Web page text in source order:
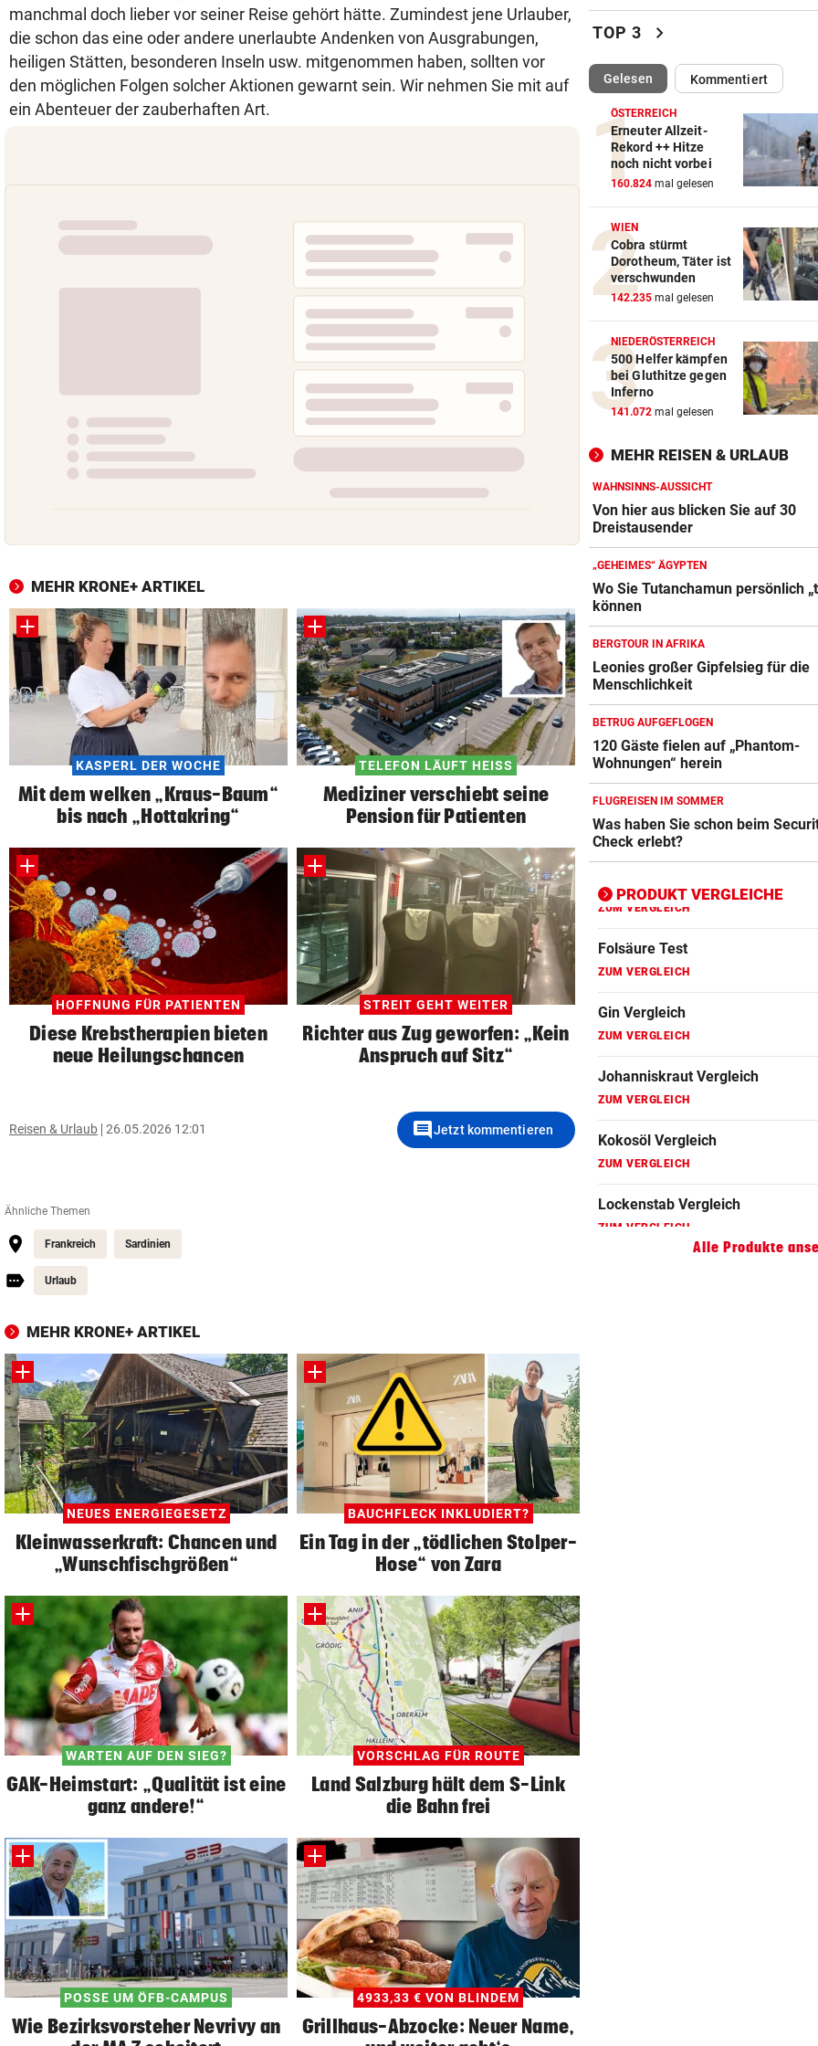
manchmal doch lieber vor seiner Reise gehört hätte. Zumindest jene Urlauber,
die schon das eine oder andere unerlaubte Andenken von Ausgrabungen,
heiligen Stätten, besonderen Inseln usw. mitgenommen haben, sollten vor
den möglichen Folgen solcher Aktionen gewarnt sein. Wir nehmen Sie mit auf
ein Abenteuer der zauberhaften Art.
MEHR KRONE+ ARTIKEL
KASPERL DER WOCHE
Mit dem welken „Kraus-Baum“
bis nach „Hottakring“
TELEFON LÄUFT HEISS
Mediziner verschiebt seine
Pension für Patienten
HOFFNUNG FÜR PATIENTEN
Diese Krebstherapien bieten
neue Heilungschancen
STREIT GEHT WEITER
Richter aus Zug geworfen: „Kein
Anspruch auf Sitz“
Reisen & Urlaub 26.05.2026 12:01 commentJetzt kommentieren
Ähnliche Themen
Frankreich Sardinien
Urlaub
MEHR KRONE+ ARTIKEL
NEUES ENERGIEGESETZ
Kleinwasserkraft: Chancen und
„Wunschfischgrößen“
BAUCHFLECK INKLUDIERT?
Ein Tag in der „tödlichen Stolper-
Hose“ von Zara
WARTEN AUF DEN SIEG?
GAK-Heimstart: „Qualität ist eine
ganz andere!“
VORSCHLAG FÜR ROUTE
Land Salzburg hält dem S-Link
die Bahn frei
POSSE UM ÖFB-CAMPUS
Wie Bezirksvorsteher Nevrivy an
4933,33 € VON BLINDEM
Grillhaus-Abzocke: Neuer Name,
Trumps Ex-Anwalt ist jetzt
Justizminister
TRANSFER-ÜBERRASCHUNG
Barcelona-Kapitän vor
zum FC Liverpool
FEUER IN DEN BERGEN vor
Waldbrände im Lungau:
Heli und Motorsäge
PLÖTZLICH VERSCHWUNDEN vor
Bub (4) von Mann (72)
und festgehalten
FRAGE DES TAGES
Braucht es strengere
E-Scooter-Fahrer?
„KI LÄSST GRÜSSEN“ vor
von Carmen Geiss
AM HELLLICHTEN TAG vor
Mann soll 33-Jährige in
vergewaltigt haben
ZU SAISONSTART ZURÜCK? vor
Lamparter meldet sich
aus der Klinik
TOP 3 chevron_right
Gelesen(ausgewählt)Kommentiert
ÖSTERREICH
Erneuter Allzeit-
Rekord ++ Hitze
noch nicht vorbei
160.824 mal gelesen
WIEN
Cobra stürmt
Dorotheum, Täter ist
verschwunden
142.235 mal gelesen
NIEDERÖSTERREICH
500 Helfer kämpfen
bei Gluthitze gegen
Inferno
141.072 mal gelesen
MEHR REISEN & URLAUB
WAHNSINNS-AUSSICHT
Von hier aus blicken Sie auf 30
Dreistausender
„GEHEIMES“ ÄGYPTEN
Wo Sie Tutanchamun persönlich
können
BERGTOUR IN AFRIKA
Leonies großer Gipfelsieg für die
Menschlichkeit
BETRUG AUFGEFLOGEN
120 Gäste fielen auf „Phantom-
Wohnungen“ herein
FLUGREISEN IM SOMMER
Was haben Sie schon beim
Check erlebt?
PRODUKT VERGLEICHE
Blutdruckmessgerät Vergleich
ZUM VERGLEICH
Duschkopf Vergleich
ZUM VERGLEICH
Epilierer Vergleich
ZUM VERGLEICH
Fitbit Vergleich
ZUM VERGLEICH
Folsäure Test
ZUM VERGLEICH
Gin Vergleich
ZUM VERGLEICH
Johanniskraut Vergleich
ZUM VERGLEICH
Kokosöl Vergleich
ZUM VERGLEICH
Lockenstab Vergleich
ZUM VERGLEICH
Alle Produkte